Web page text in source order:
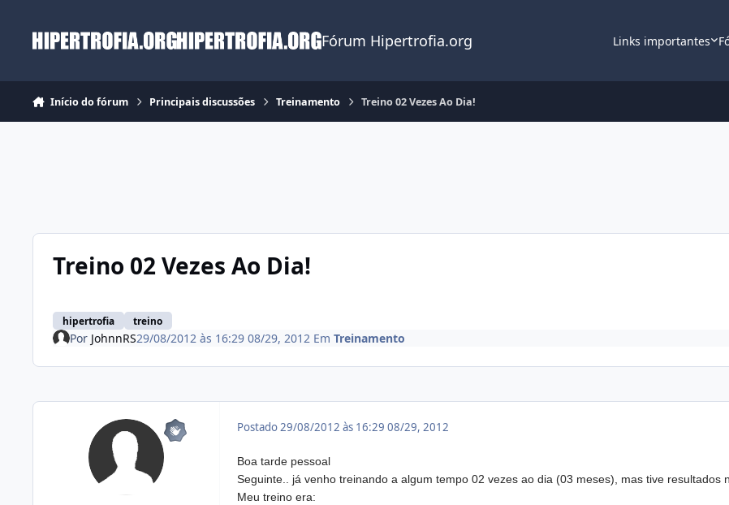
Fórum Hipertrofia.org Links importantes
Início do fórum Principais discussões Treinamento Treino 02 Vezes Ao Dia!
Treino 02 Vezes Ao Dia!
hipertrofia treino
Por JohnnRS29/08/2012 às 16:29 08/29, 2012 Em Treinamento
Postado29/08/2012 às 16:29 08/29, 2012
Boa tarde pessoal
Seguinte.. já venho treinando a algum tempo 02 vezes ao dia (03 meses), mas tive
Meu treino era: